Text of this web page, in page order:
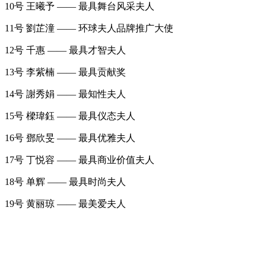
10号 王曦予 —— 最具舞台风采夫人
11号 劉芷潼 —— 环球夫人品牌推广大使
12号 千惠 —— 最具才智夫人
13号 李紫楠 —— 最具贡献奖
14号 謝秀娟 —— 最知性夫人
15号 樑瑋鈺 —— 最具仪态夫人
16号 鄧欣旻 —— 最具优雅夫人
17号 丁悦容 —— 最具商业价值夫人
18号 单辉 —— 最具时尚夫人
19号 黄丽琼 —— 最美爱夫人